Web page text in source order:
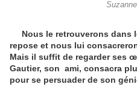
Nous le retrouverons dans
repose et nous lui
Mais il suffit de regarder ses
Gautier, son ami, consacra
pour se persuader de son